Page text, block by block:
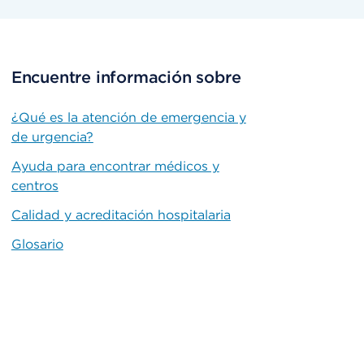
Encuentre información sobre
¿Qué es la atención de emergencia y
de urgencia?
Ayuda para encontrar médicos y
centros
Calidad y acreditación hospitalaria
Glosario